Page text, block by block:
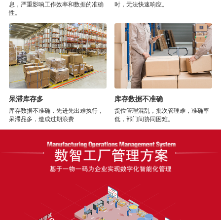
息，严重影响工作效率和数据的准确
性。
时，无法快速响应。
呆滞库存多
库存数据不准确，先进先出难执行，
呆滞品多，造成过期浪费
库存数据不准确
货位管理混乱，批次管理难，准确率
低，部门间协同困难。